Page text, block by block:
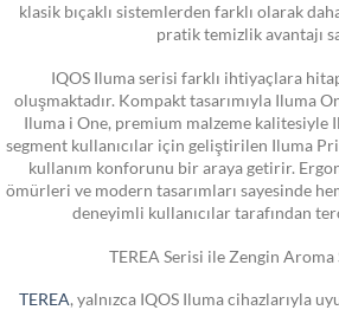
klasik bıçaklı sistemlerden farklı olarak
pratik temizlik avantajı
IQOS Iluma serisi farklı ihtiyaçlara
oluşmaktadır. Kompakt tasarımıyla Iluma
Iluma i One, premium malzeme kalitesiyle
segment kullanıcılar için geliştirilen Iluma
kullanım konforunu bir araya getirir.
ömürleri ve modern tasarımları sayesinde
deneyimli kullanıcılar tarafından
TEREA Serisi ile Zengin Aroma
TEREA, yalnızca IQOS Iluma cihazlarıyla